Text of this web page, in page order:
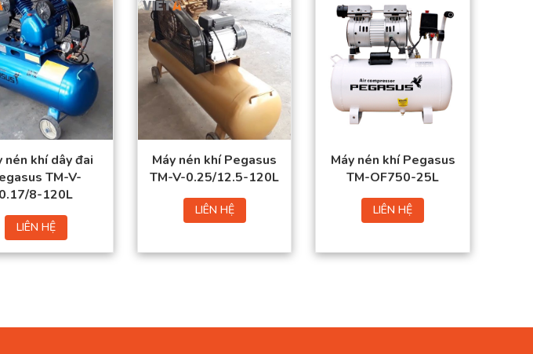
nén khí dây đai
TM-V-
0.17/8-120L
LIÊN HỆ
Máy nén khí Pegasus
TM-V-0.25/12.5-120L
LIÊN HỆ
Máy nén khí Pegasus
TM-OF750-25L
LIÊN HỆ